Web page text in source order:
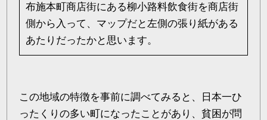
布施本町商店街にある柳小路料飲食街を商店街
側から入って、マップだと左側の張り紙がある
あたりだったかと思います。
この地域の特徴を事前に調べてみると、日本一ひ
ったくりの多い町になったことがあり、貧困が問